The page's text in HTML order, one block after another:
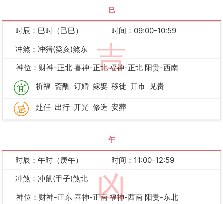
巳
吉
时辰：巳时（己巳）
时间：09:00-10:59
冲煞：冲猪(癸亥)煞东
神位：财神-正北 喜神-正北 福神-正北 阳贵-西南
祈福 斋醮 订婚 嫁娶 移徙 开市 见贵
赴任 出行 开光 修造 安葬
午
凶
时辰：午时（庚午）
时间：11:00-12:59
冲煞：冲鼠(甲子)煞北
神位：财神-正东 喜神-正南 福神-西南 阳贵-东北